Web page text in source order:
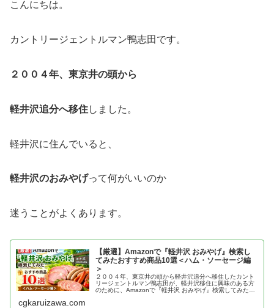
こんにちは。
カントリージェントルマン鴨志田です。
２００４年、東京井の頭から
軽井沢追分へ移住しました。
軽井沢に住んでいると、
軽井沢のおみやげって何がいいのか
迷うことがよくあります。
【厳選】Amazonで『軽井沢 おみやげ』検索し
てみたおすすめ商品10選＜ハム・ソーセージ編
＞
２００４年、東京井の頭から軽井沢追分へ移住したカント
リージェントルマン鴨志田が、軽井沢移住に興味のある方
のために、Amazonで『軽井沢 おみやげ』検索してみたお
cgkaruizawa.com